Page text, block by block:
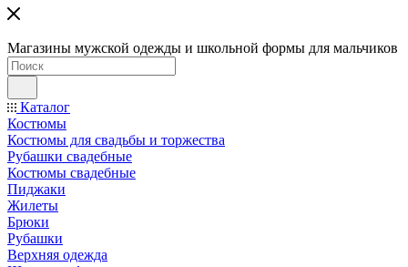
Магазины мужской одежды и школьной формы для мальчиков
Каталог
Костюмы
Костюмы для свадьбы и торжества
Рубашки свадебные
Костюмы свадебные
Пиджаки
Жилеты
Брюки
Рубашки
Верхняя одежда